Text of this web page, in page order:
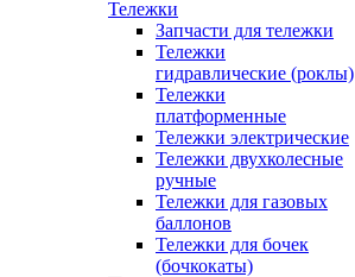
Тележки
Запчасти для тележки
Тележки
гидравлические (роклы)
Тележки
платформенные
Тележки электрические
Тележки двухколесные
ручные
Тележки для газовых
баллонов
Тележки для бочек
(бочкокаты)